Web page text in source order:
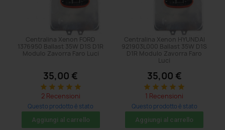
Centralina Xenon FORD
1376950 Ballast 35W D1S D1R
Modulo Zavorra Faro Luci
35,00 €
star star star star star
2 Recensioni
Questo prodotto è stato
acquistato: 11 volte
Aggiungi al carrello
Centralina Xenon HYUNDAI
921903L000 Ballast 35W D1S
D1R Modulo Zavorra Faro
Luci
35,00 €
star star star star star
1 Recensioni
Questo prodotto è stato
acquistato: 5 volte
Aggiungi al carrello